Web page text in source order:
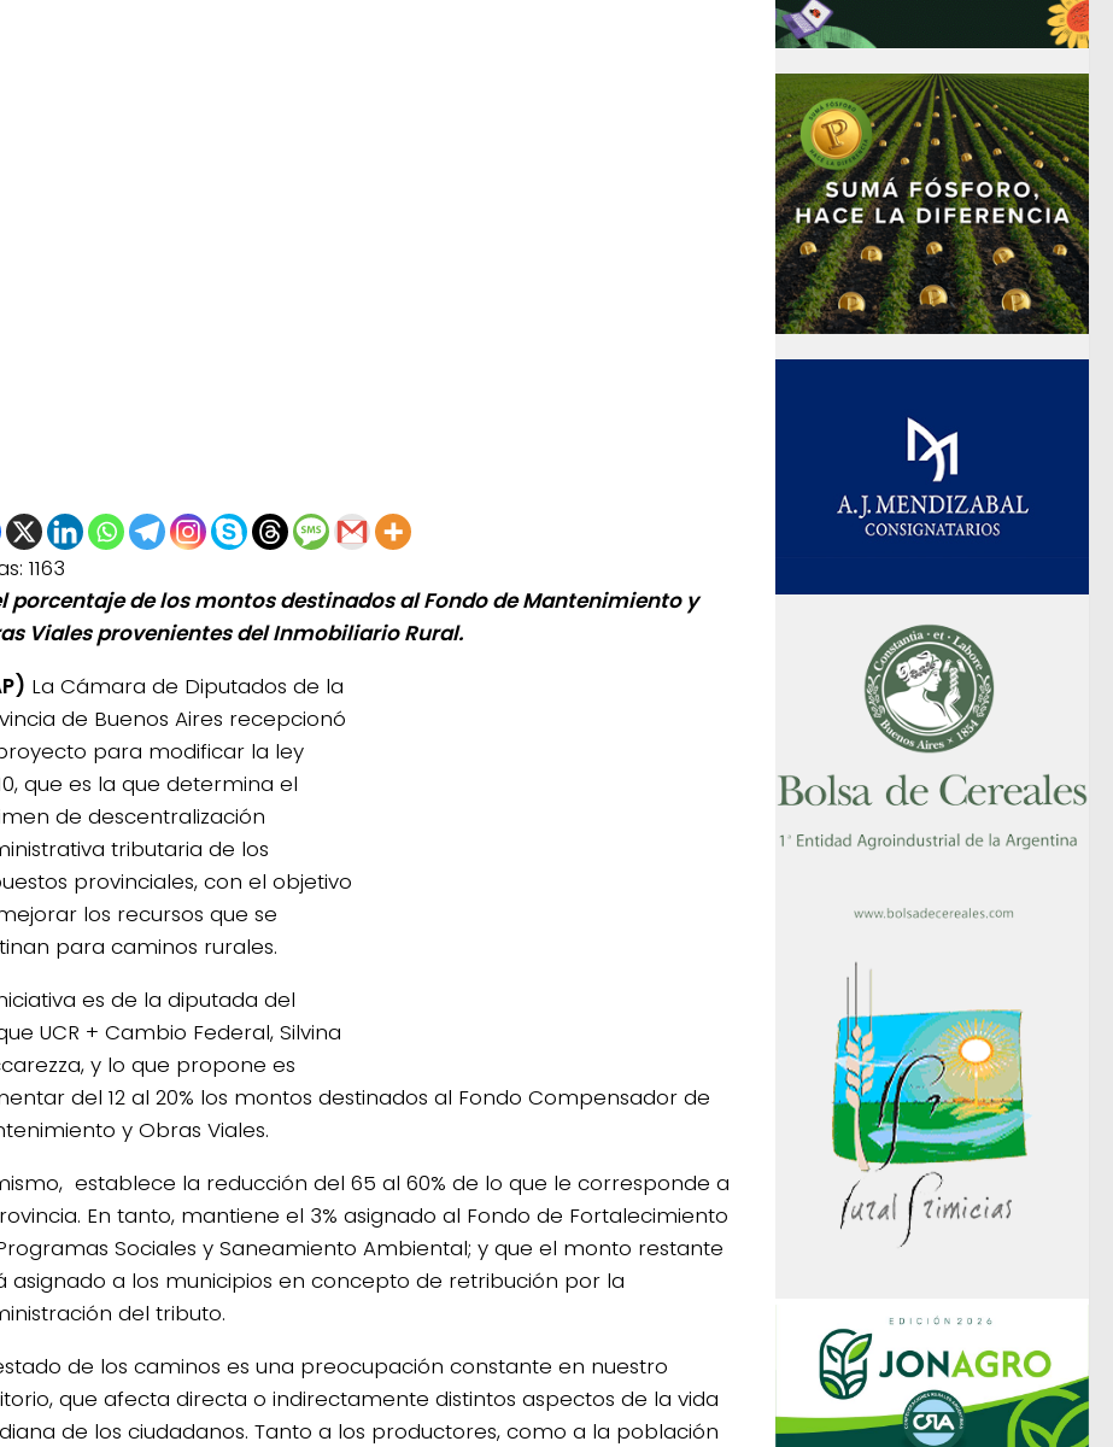
1163
porcentaje de los montos destinados al Fondo de Mantenimiento y
Viales provenientes del Inmobiliario Rural.
La Cámara de Diputados de la
de Buenos Aires recepcionó
para modificar la ley
que es la que determina el
de descentralización
tributaria de los
provinciales, con el objetivo
los recursos que se
para caminos rurales.
es de la diputada del
UCR + Cambio Federal, Silvina
y lo que propone es
del 12 al 20% los montos destinados al Fondo Compensador de
y Obras Viales.
establece la reducción del 65 al 60% de lo que le corresponde a
En tanto, mantiene el 3% asignado al Fondo de Fortalecimiento
Sociales y Saneamiento Ambiental; y que el monto restante
asignado a los municipios en concepto de retribución por la
del tributo.
de los caminos es una preocupación constante en nuestro
que afecta directa o indirectamente distintos aspectos de la vida
de los ciudadanos. Tanto a los productores, como a la población